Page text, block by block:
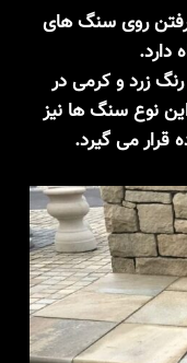
روی سنگ های
دارد.
زرد و کرمی در
نوع سنگ ها نیز
قرار می گیرد.